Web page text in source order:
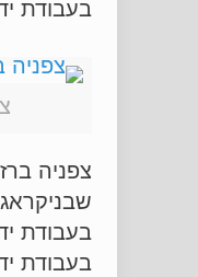
בעבודת
צפניה
בעבודת